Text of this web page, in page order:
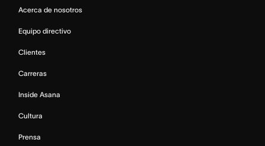
Acerca de nosotros
Equipo directivo
Clientes
Carreras
Inside Asana
Cultura
Prensa